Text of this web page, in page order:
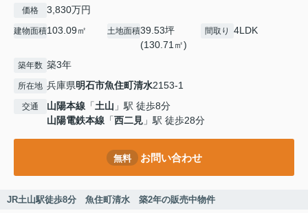
価格 3,830万円
建物面積103.09㎡ 土地面積39.53坪
(130.71㎡)
間取り 4LDK
築年数 築3年
所在地 兵庫県明石市魚住町清水2153-1
交通 山陽本線 「土山 」駅 徒歩8分
山陽電鉄本線 「西二見 」駅 徒歩28分
無料 お問い合わせ
JR土山駅徒歩8分 魚住町清水 築2年の販売中物件